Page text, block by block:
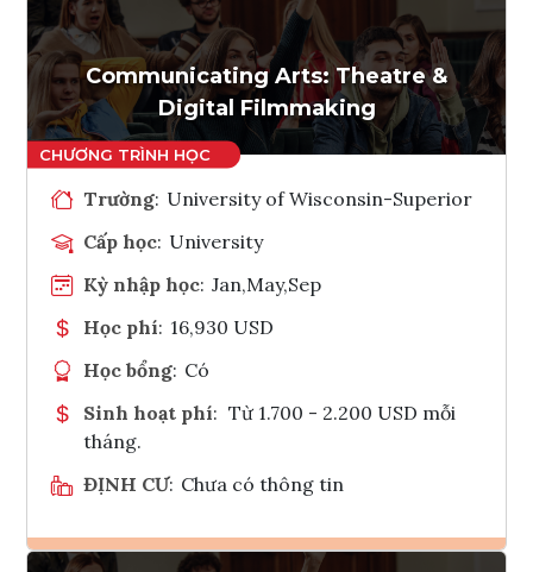
Ghi danh
Tham vấn Interlink
Communicating Arts: Theatre &
Digital Filmmaking
Trường: University of Wisconsin-Superior
Cấp học: University
Kỳ nhập học: Jan,May,Sep
Học phí: 16,930 USD
Học bổng: Có
Sinh hoạt phí: Từ 1.700 - 2.200 USD mỗi
tháng.
ĐỊNH CƯ: Chưa có thông tin